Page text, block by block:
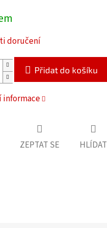
doručení
Přidat do košíku
ZEPTAT SE HLÍDAT